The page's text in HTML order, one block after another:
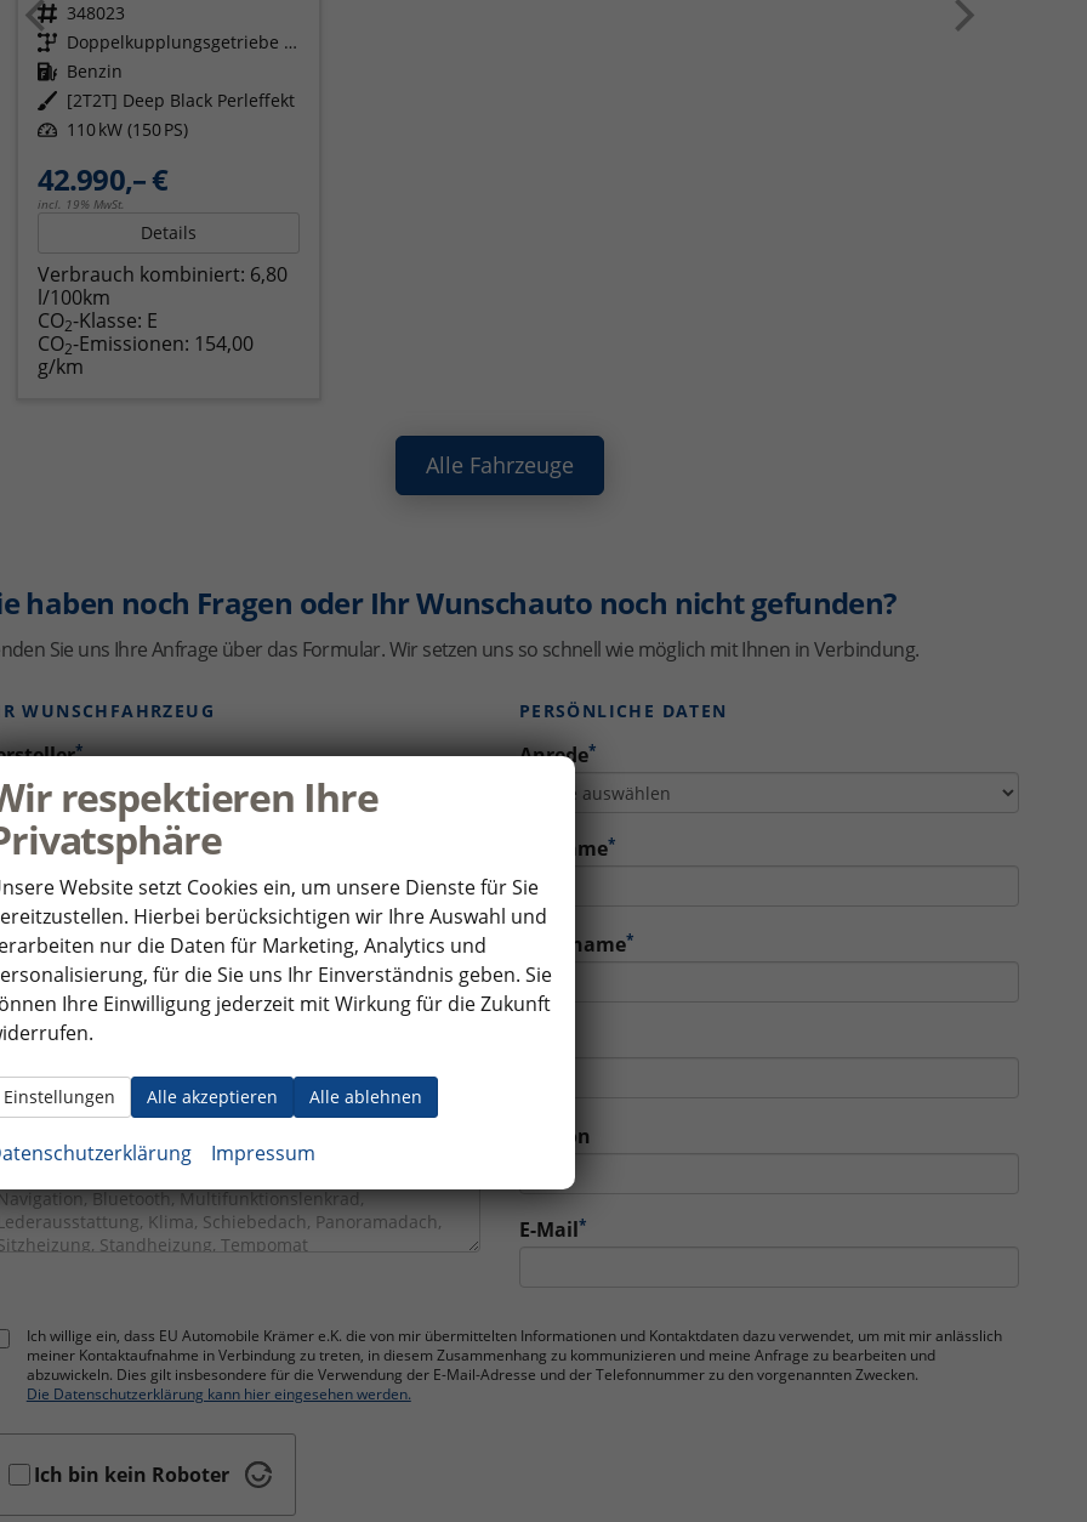
Fahrzeugnr. 348023
Getriebe
Doppelkupplungsgetriebe (DSG)
Kraftstoff Benzin
Außenfarbe [2T2T] Deep Black Perleffekt
Leistung 110 kW (150 PS)
42.990,– €
incl. 19% MwSt.
Details
Verbrauch kombiniert: 6,80
l/100km
CO2-Klasse: E
CO2-Emissionen: 154,00
g/km
Alle Fahrzeuge
haben noch Fragen oder Ihr Wunschauto noch nicht gefunden?
Sie uns Ihre Anfrage über das Formular. Wir setzen uns so schnell wie möglich mit Ihnen in Verbindung.
WUNSCHFAHRZEUG
*
*
*
Preis
PERSÖNLICHE DATEN
Anrede*
Vorname*
Nachname*
Telefon
E-Mail*
Ich willige ein, dass EU Automobile Krämer e.K. die von mir übermittelten Informationen und Kontaktdaten dazu verwendet, um mit mir anlässlich
meiner Kontaktaufnahme in Verbindung zu treten, in diesem Zusammenhang zu kommunizieren und meine Anfrage zu bearbeiten und
abzuwickeln. Dies gilt insbesondere für die Verwendung der E-Mail-Adresse und der Telefonnummer zu den vorgenannten Zwecken.
Die Datenschutzerklärung kann hier eingesehen werden.
Ich bin kein Roboter
respektieren Ihre
Website setzt Cookies ein, um unsere Dienste für Sie
Hierbei berücksichtigen wir Ihre Auswahl und
nur die Daten für Marketing, Analytics und
für die Sie uns Ihr Einverständnis geben. Sie
Ihre Einwilligung jederzeit mit Wirkung für die Zukunft
Alle akzeptieren Alle ablehnen
Einstellungen
Impressum